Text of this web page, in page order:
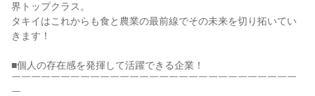
界トップクラス。
タキイはこれからも食と農業の最前線でその未来を切り拓いてい
きます！
■個人の存在感を発揮して活躍できる企業！
￣￣￣￣￣￣￣￣￣￣￣￣￣￣￣￣￣￣￣￣￣￣￣￣￣￣￣￣￣